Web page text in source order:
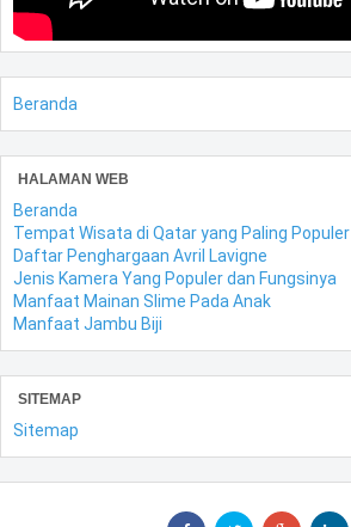
Beranda
HALAMAN WEB
Beranda
Tempat Wisata di Qatar yang Paling Populer
Daftar Penghargaan Avril Lavigne
Jenis Kamera Yang Populer dan Fungsinya
Manfaat Mainan Slime Pada Anak
Manfaat Jambu Biji
SITEMAP
Sitemap